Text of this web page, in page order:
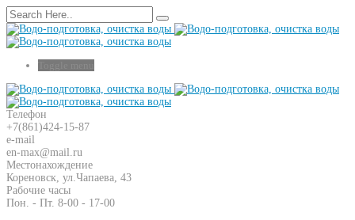
Телефон
+7(861)424-15-87
e-mail
en-max@mail.ru
Местонахождение
Кореновск, ул.Чапаева, 43
Рабочие часы
Пон. - Пт. 8-00 - 17-00